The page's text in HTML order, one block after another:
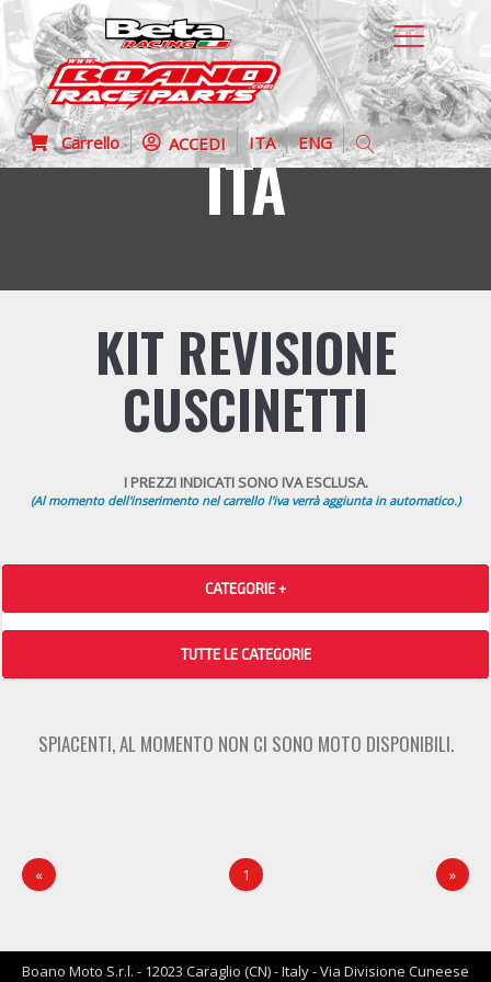
Carrello ACCEDI ITA ENG
ITA
KIT REVISIONE
CUSCINETTI
I PREZZI INDICATI SONO IVA ESCLUSA.
(Al momento dell'inserimento nel carrello l'iva verrà aggiunta in automatico.)
CATEGORIE +
TUTTE LE CATEGORIE
SPIACENTI, AL MOMENTO NON CI SONO MOTO DISPONIBILI.
« 1 »
Boano Moto S.r.l. - 12023 Caraglio (CN) - Italy - Via Divisione Cuneese